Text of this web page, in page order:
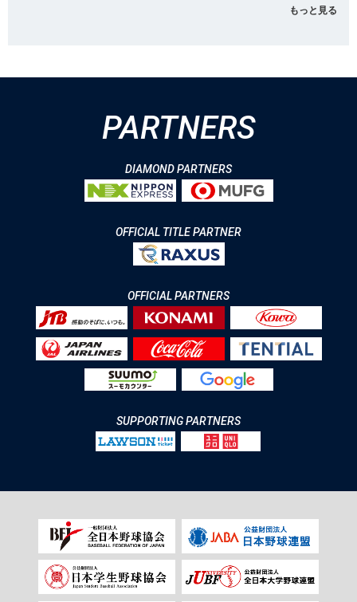
もっと見る
PARTNERS
DIAMOND PARTNERS
OFFICIAL TITLE PARTNER
OFFICIAL PARTNERS
SUPPORTING PARTNERS